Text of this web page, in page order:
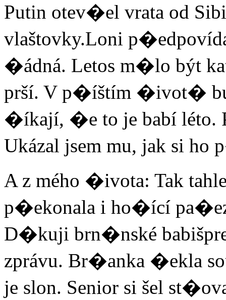
Putin otev�el vrata od
vlaštovky.Loni
�ádná. Letos m�lo být
prší. V p�íštím �ivot�
�íkají, �e to je babí léto.
Ukázal jsem mu, jak si ho
A z mého �ivota: Tak
p�ekonala i ho�ící
D�kuji brn�nské
zprávu. Br�anka �ekla
je slon. Senior si šel